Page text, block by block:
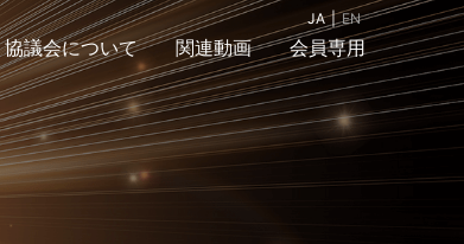
JA EN
協議会について
入会案内＆お問合
アクセスマップ
関連動画 会員専用